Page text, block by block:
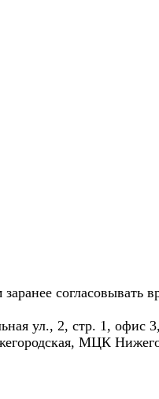
согласовывать
ул., 2, стр. 1, офис
МЦК